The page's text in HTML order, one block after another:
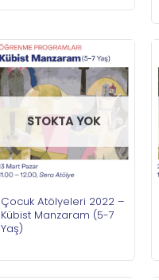
STOKTA YOK
Çocuk Atölyeleri 2022 –
Kübist Manzaram (5-7
Yaş)